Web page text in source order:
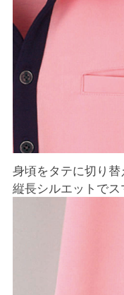
身頃をタテに切り替
縦長シルエットでス